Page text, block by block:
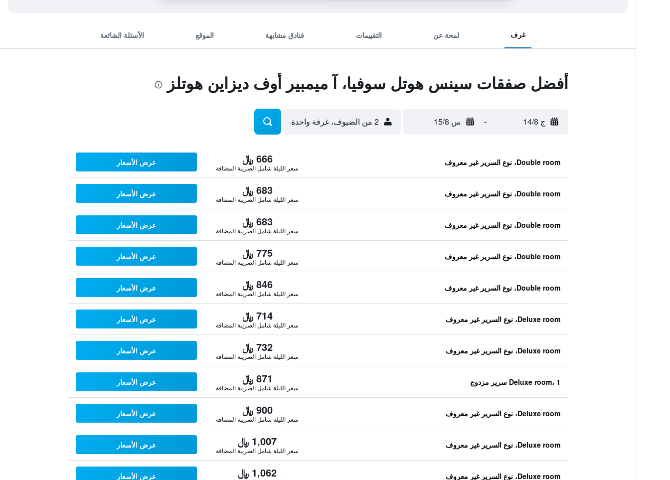
غرف لمحة عن التقييمات فنادق مشابهة الموقع الأسئلة الشائعة
أفضل صفقات سينس هوتل سوفيا، آ ميمبير أوف ديزاين هوتلز
ج 14/8 - س 15/8 2 من الضيوف، غرفة واحدة
Double room، نوع السرير غير معروف 666 ﷼
سعر الليلة شامل الصريبة المضافة
عرض الأسعار
Double room، نوع السرير غير معروف 683 ﷼
سعر الليلة شامل الصريبة المضافة
عرض الأسعار
Double room، نوع السرير غير معروف 683 ﷼
سعر الليلة شامل الصريبة المضافة
عرض الأسعار
Double room، نوع السرير غير معروف 775 ﷼
سعر الليلة شامل الصريبة المضافة
عرض الأسعار
Double room، نوع السرير غير معروف 846 ﷼
سعر الليلة شامل الصريبة المضافة
عرض الأسعار
Deluxe room، نوع السرير غير معروف 714 ﷼
سعر الليلة شامل الصريبة المضافة
عرض الأسعار
Deluxe room، نوع السرير غير معروف 732 ﷼
سعر الليلة شامل الصريبة المضافة
عرض الأسعار
Deluxe room، 1 سرير مزدوج 871 ﷼
سعر الليلة شامل الصريبة المضافة
عرض الأسعار
Deluxe room، نوع السرير غير معروف 900 ﷼
سعر الليلة شامل الصريبة المضافة
عرض الأسعار
Deluxe room، نوع السرير غير معروف 1,007 ﷼
سعر الليلة شامل الصريبة المضافة
عرض الأسعار
Deluxe room، نوع السرير غير معروف 1,062 ﷼ عرض الأسعار